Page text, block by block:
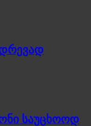
საუცხოოდ